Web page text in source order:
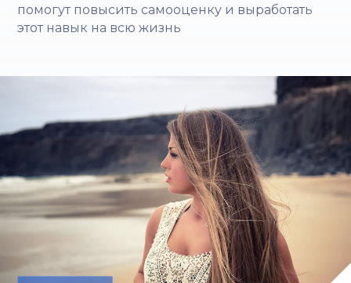
помогут повысить самооценку и выработать
этот навык на всю жизнь